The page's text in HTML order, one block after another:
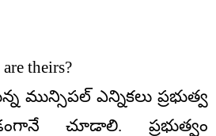
theirs?
మున్సిపల్ ఎన్నికలు ప్రభుత్వ
చూడాలి. ప్రభుత్వం